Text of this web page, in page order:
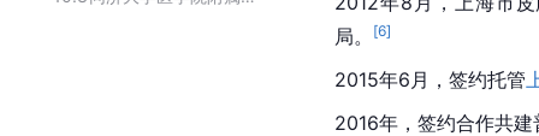
局。
[6]
2015年6月，签约托管
2016年，签约合作共